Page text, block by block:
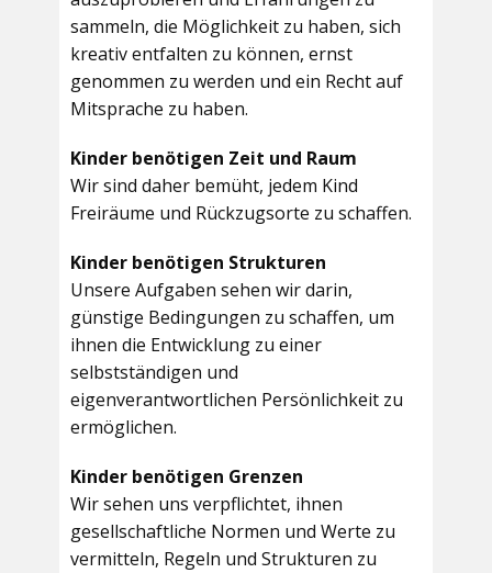
sammeln, die Möglichkeit zu haben, sich
kreativ entfalten zu können, ernst
genommen zu werden und ein Recht auf
Mitsprache zu haben.
Kinder benötigen Zeit und Raum
Wir sind daher bemüht, jedem Kind
Freiräume und Rückzugsorte zu schaffen.
Kinder benötigen Strukturen
Unsere Aufgaben sehen wir darin,
günstige Bedingungen zu schaffen, um
ihnen die Entwicklung zu einer
selbstständigen und
eigenverantwortlichen Persönlichkeit zu
ermöglichen.
Kinder benötigen Grenzen
Wir sehen uns verpflichtet, ihnen
gesellschaftliche Normen und Werte zu
vermitteln, Regeln und Strukturen zu